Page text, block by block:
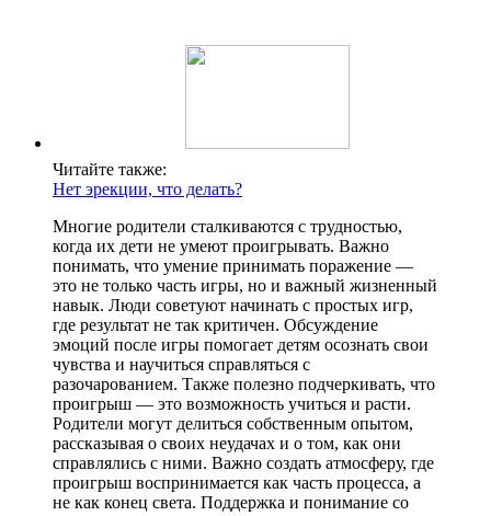
Читайте также:
Нет эрекции, что делать?
Многие родители сталкиваются с трудностью,
когда их дети не умеют проигрывать. Важно
понимать, что умение принимать поражение —
это не только часть игры, но и важный жизненный
навык. Люди советуют начинать с простых игр,
где результат не так критичен. Обсуждение
эмоций после игры помогает детям осознать свои
чувства и научиться справляться с
разочарованием. Также полезно подчеркивать, что
проигрыш — это возможность учиться и расти.
Родители могут делиться собственным опытом,
рассказывая о своих неудачах и о том, как они
справлялись с ними. Важно создать атмосферу, где
проигрыш воспринимается как часть процесса, а
не как конец света. Поддержка и понимание со